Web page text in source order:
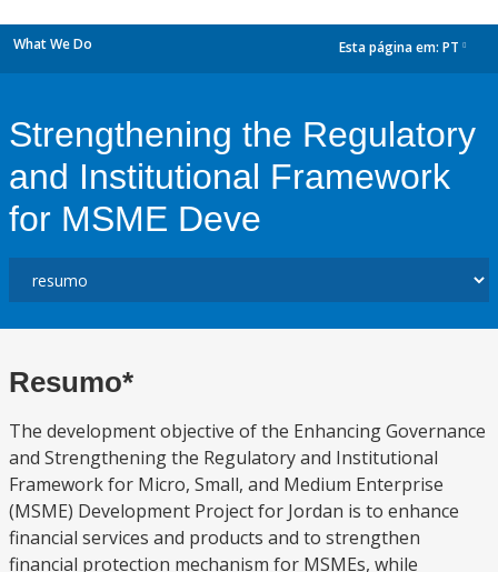
What We Do Esta página em: PT
Strengthening the Regulatory
and Institutional Framework
for MSME Deve
Resumo*
The development objective of the Enhancing Governance
and Strengthening the Regulatory and Institutional
Framework for Micro, Small, and Medium Enterprise
(MSME) Development Project for Jordan is to enhance
financial services and products and to strengthen
financial protection mechanism for MSMEs, while